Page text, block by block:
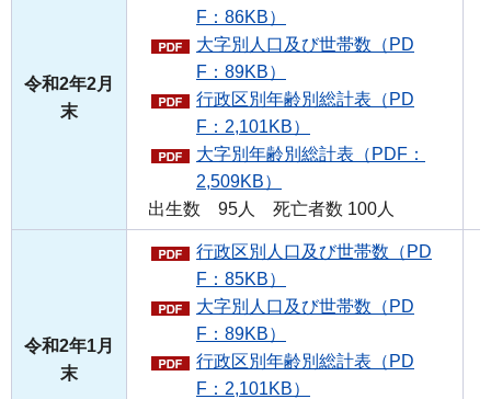
令和2年2月
末
F：86KB）
大字別人口及び世帯数（PD
F：89KB）
行政区別年齢別総計表（PD
F：2,101KB）
大字別年齢別総計表（PDF：
2,509KB）
出生数 95人 死亡者数 100人
令和2年1月
末
行政区別人口及び世帯数（PD
F：85KB）
大字別人口及び世帯数（PD
F：89KB）
行政区別年齢別総計表（PD
F：2,101KB）